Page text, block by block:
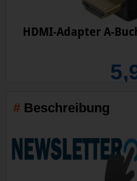
HDMI-Adapter A-
Beschreibung